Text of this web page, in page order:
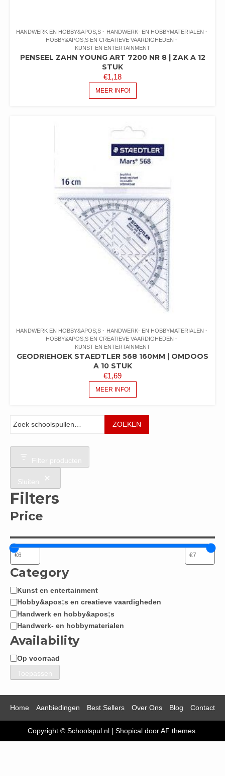
HANDWERK EN HOBBY&APOS;S
HANDWERK- EN HOBBYMATERIALEN
HOBBY&APOS;S EN CREATIEVE VAARDIGHEDEN
KUNST EN ENTERTAINMENT
PENSEEL ZAHN YOUNG ART 7200 NR 8 | ZAK A 12
STUK
€1,18
MEER INFO!
HANDWERK EN HOBBY&APOS;S
HANDWERK- EN HOBBYMATERIALEN
HOBBY&APOS;S EN CREATIEVE VAARDIGHEDEN
KUNST EN ENTERTAINMENT
GEODRIEHOEK STAEDTLER 568 160MM | OMDOOS
A 10 STUK
€1,69
MEER INFO!
ZOEKEN
Filter producten
Sluiten
Filters
Price
Category
Categorie
Kunst en entertainment
Hobby&apos;s en creatieve vaardigheden
Handwerk en hobby&apos;s
Handwerk- en hobbymaterialen
Availability
Beschikbaarheid
Op voorraad
Toepassen
Home Aanbiedingen Best Sellers Over Ons Blog Contact
Copyright © Schoolspul.nl | Shopical door AF themes.